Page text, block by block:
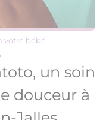
votre bébé
un soin
douceur à